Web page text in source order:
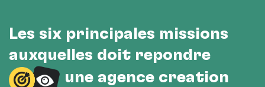
Les six principales missions
auxquelles doit répondre
une agence création